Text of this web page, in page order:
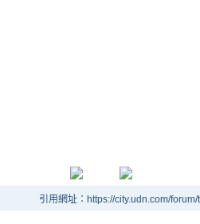
引用網址：https://city.udn.com/